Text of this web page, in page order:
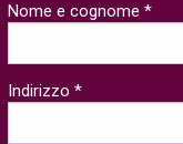
Nome e cognome *
Indirizzo *